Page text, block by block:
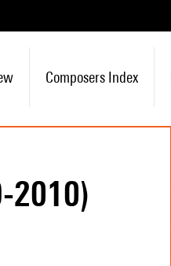
Composers Index
2010)